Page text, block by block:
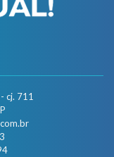
cj. 711